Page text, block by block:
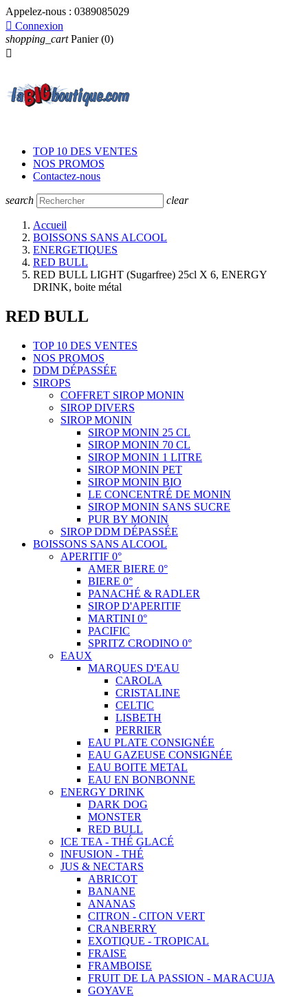
Appelez-nous : 0389085029
 Connexion
shopping_cart Panier (0)

TOP 10 DES VENTES
NOS PROMOS
Contactez-nous
search clear
Accueil
BOISSONS SANS ALCOOL
ENERGETIQUES
RED BULL
RED BULL LIGHT (Sugarfree) 25cl X 6, ENERGY
DRINK, boite métal
RED BULL
TOP 10 DES VENTES
NOS PROMOS
DDM DÉPASSÉE
SIROPS
COFFRET SIROP MONIN
SIROP DIVERS
SIROP MONIN
SIROP MONIN 25 CL
SIROP MONIN 70 CL
SIROP MONIN 1 LITRE
SIROP MONIN PET
SIROP MONIN BIO
LE CONCENTRÉ DE MONIN
SIROP MONIN SANS SUCRE
PUR BY MONIN
SIROP DDM DÉPASSÉE
BOISSONS SANS ALCOOL
APERITIF 0°
AMER BIERE 0°
BIERE 0°
PANACHÉ & RADLER
SIROP D'APERITIF
MARTINI 0°
PACIFIC
SPRITZ CRODINO 0°
EAUX
MARQUES D'EAU
CAROLA
CRISTALINE
CELTIC
LISBETH
PERRIER
EAU PLATE CONSIGNÉE
EAU GAZEUSE CONSIGNÉE
EAU BOITE METAL
EAU EN BONBONNE
ENERGY DRINK
DARK DOG
MONSTER
RED BULL
ICE TEA - THÉ GLACÉ
INFUSION - THÉ
JUS & NECTARS
ABRICOT
BANANE
ANANAS
CITRON - CITON VERT
CRANBERRY
EXOTIQUE - TROPICAL
FRAISE
FRAMBOISE
FRUIT DE LA PASSION - MARACUJA
GOYAVE